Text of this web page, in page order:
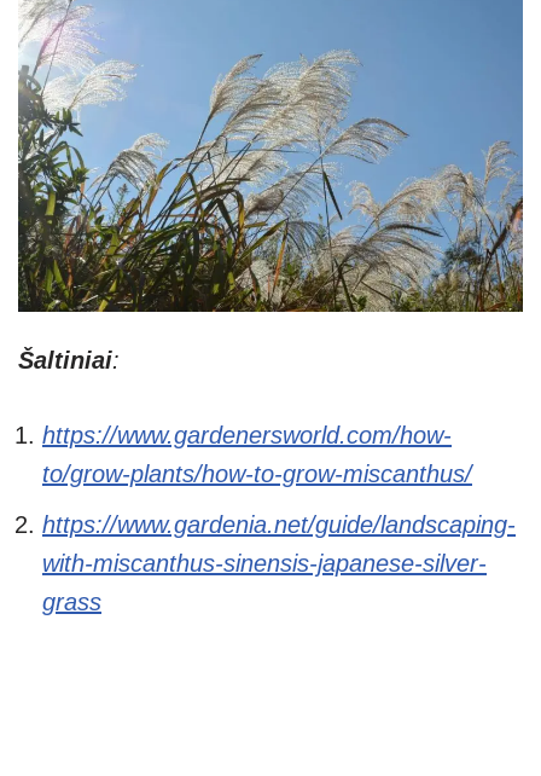
Šaltiniai:
https://www.gardenersworld.com/how-
to/grow-plants/how-to-grow-miscanthus/
https://www.gardenia.net/guide/landscaping-
with-miscanthus-sinensis-japanese-silver-
grass